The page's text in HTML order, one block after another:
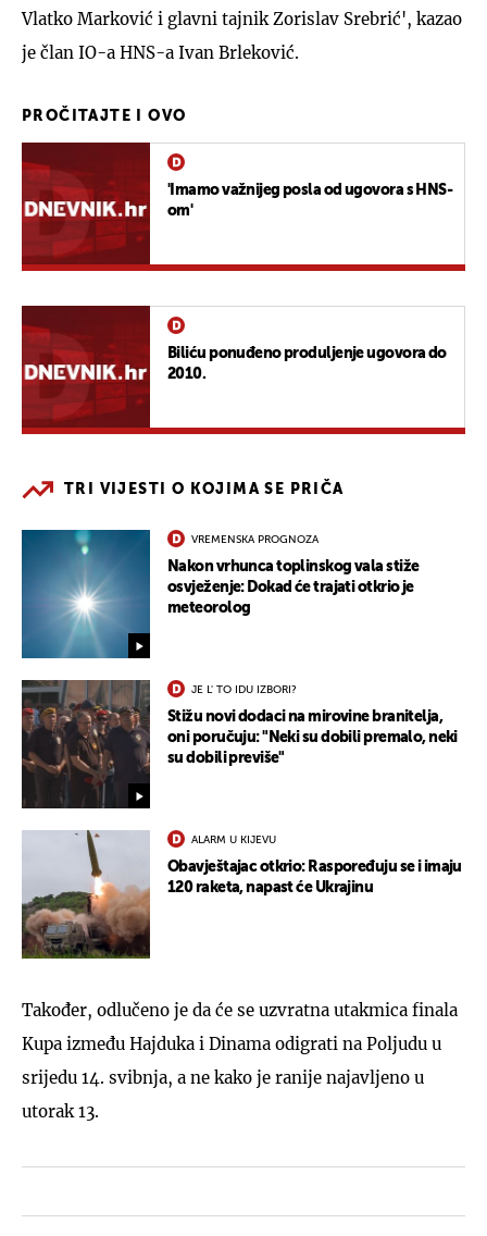
Vlatko Marković i glavni tajnik Zorislav Srebrić', kazao
je član IO-a HNS-a Ivan Brleković.
PROČITAJTE I OVO
'Imamo važnijeg posla od ugovora s HNS-
om'
Biliću ponuđeno produljenje ugovora do
2010.
TRI VIJESTI O KOJIMA SE PRIČA
VREMENSKA PROGNOZA
Nakon vrhunca toplinskog vala stiže
osvježenje: Dokad će trajati otkrio je
meteorolog
JE L' TO IDU IZBORI?
Stižu novi dodaci na mirovine branitelja,
oni poručuju: "Neki su dobili premalo, neki
su dobili previše"
ALARM U KIJEVU
Obavještajac otkrio: Raspoređuju se i imaju
120 raketa, napast će Ukrajinu
Također, odlučeno je da će se uzvratna utakmica finala
Kupa između Hajduka i Dinama odigrati na Poljudu u
srijedu 14. svibnja, a ne kako je ranije najavljeno u
utorak 13.